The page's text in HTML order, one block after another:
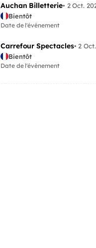
Auchan Billetterie• 2 Oct.
Bientôt
Date de l'évènement
Carrefour Spectacles• 2
Bientôt
Date de l'évènement